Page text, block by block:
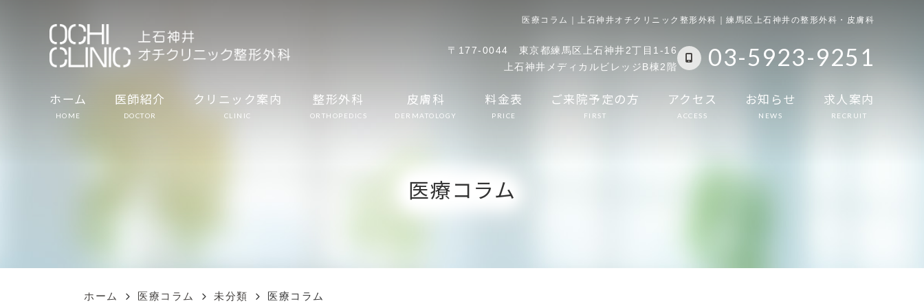
医療コラム｜上石神井オチクリニック整形外科｜練馬区上石神井の整形外科・皮膚科
〒177-0044
東京都練馬区上石神井2丁目1-16
上石神井メディカルビレッジB棟2階
03-5923-9251
ホーム
HOME
医師紹介
DOCTOR
クリニック案内
CLINIC
整形外科
ORTHOPEDICS
皮膚科
DERMATOLOGY
料金表
PRICE
ご来院予定の方
FIRST
アクセス
ACCESS
お知らせ
NEWS
求人案内
RECRUIT
医療コラム
ホーム 医療コラム 未分類 医療コラム